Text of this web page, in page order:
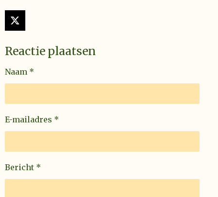
X
Reactie plaatsen
Naam *
E-mailadres *
Bericht *